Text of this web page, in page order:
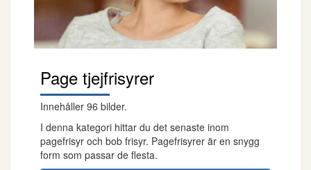
Page tjejfrisyrer
Innehåller 96 bilder.
I denna kategori hittar du det senaste inom
pagefrisyr och bob frisyr. Pagefrisyrer är en snygg
form som passar de flesta.